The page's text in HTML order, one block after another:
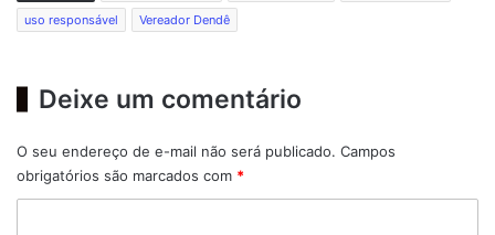
uso responsável
Vereador Dendê
Deixe um comentário
O seu endereço de e-mail não será publicado. Campos
obrigatórios são marcados com *